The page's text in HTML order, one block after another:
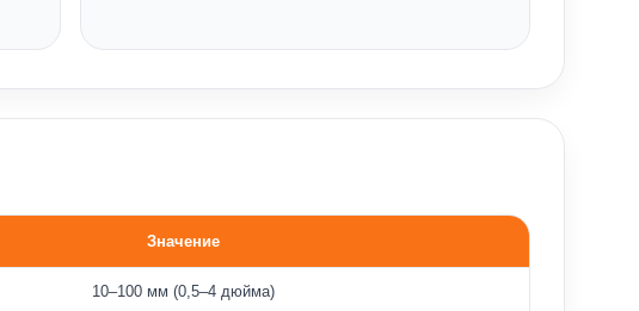
Значение
10–100 мм (0,5–4 дюйма)